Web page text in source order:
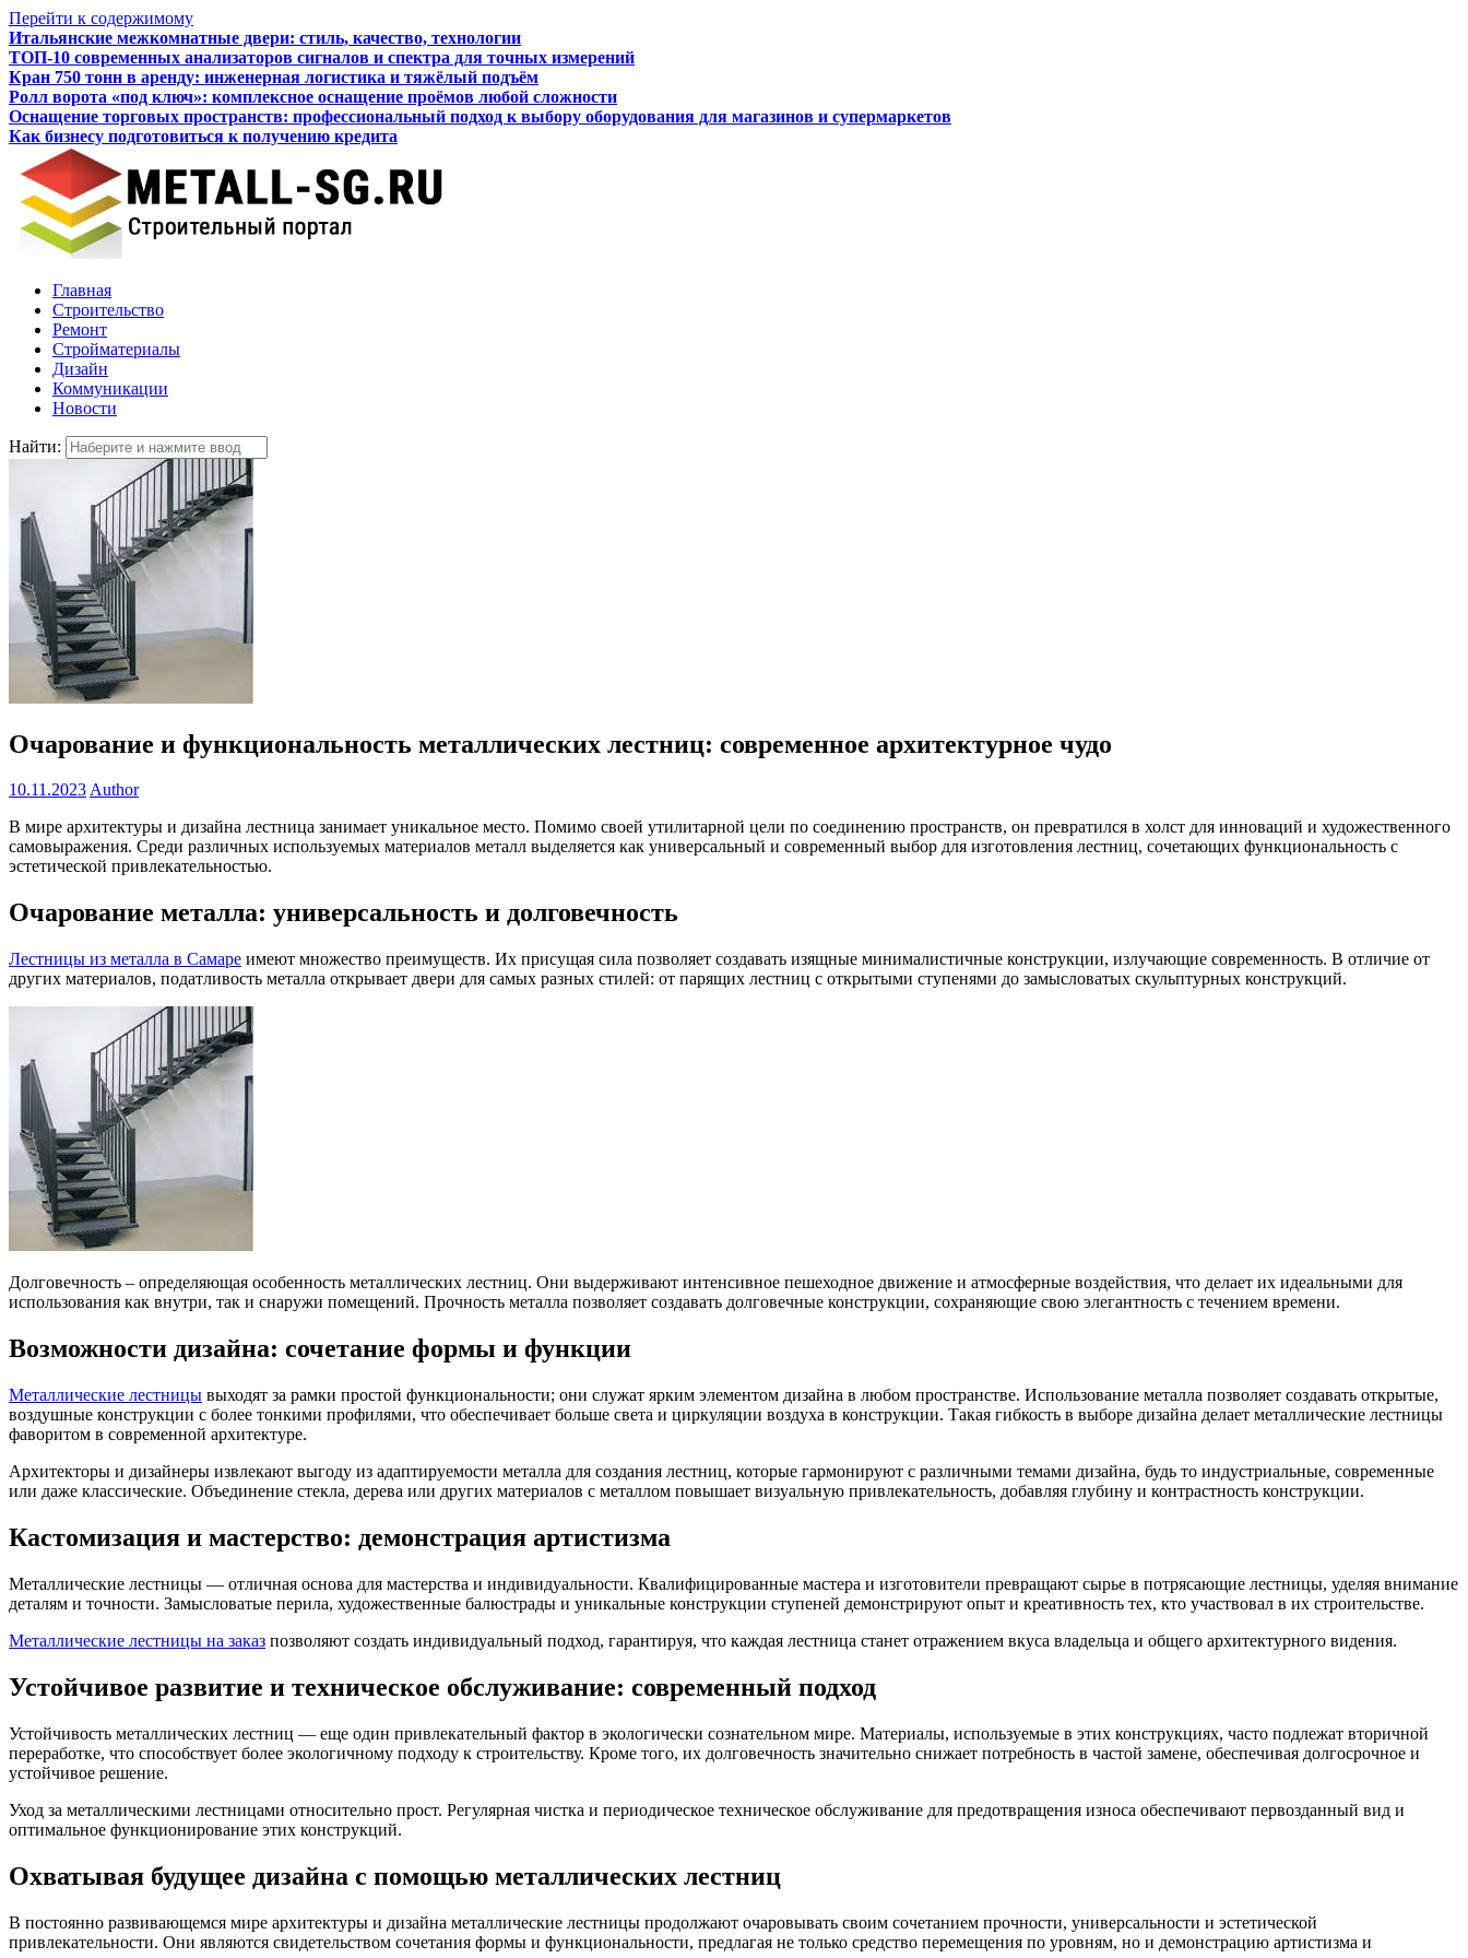
Перейти к содержимому
Итальянские межкомнатные двери: стиль, качество, технологии
ТОП-10 современных анализаторов сигналов и спектра для точных измерений
Кран 750 тонн в аренду: инженерная логистика и тяжёлый подъём
Ролл ворота «под ключ»: комплексное оснащение проёмов любой сложности
Оснащение торговых пространств: профессиональный подход к выбору оборудования для магазинов и супермаркетов
Как бизнесу подготовиться к получению кредита
Главная
Строительство
Ремонт
Стройматериалы
Дизайн
Коммуникации
Новости
Найти:
Очарование и функциональность металлических лестниц: современное архитектурное чудо
10.11.2023Author
В мире архитектуры и дизайна лестница занимает уникальное место. Помимо своей утилитарной цели по соединению пространств, он превратился в холст для инноваций и художественного
самовыражения. Среди различных используемых материалов металл выделяется как универсальный и современный выбор для изготовления лестниц, сочетающих функциональность с
эстетической привлекательностью.
Очарование металла: универсальность и долговечность
Лестницы из металла в Самаре имеют множество преимуществ. Их присущая сила позволяет создавать изящные минималистичные конструкции, излучающие современность. В отличие от
других материалов, податливость металла открывает двери для самых разных стилей: от парящих лестниц с открытыми ступенями до замысловатых скульптурных конструкций.
Долговечность – определяющая особенность металлических лестниц. Они выдерживают интенсивное пешеходное движение и атмосферные воздействия, что делает их идеальными для
использования как внутри, так и снаружи помещений. Прочность металла позволяет создавать долговечные конструкции, сохраняющие свою элегантность с течением времени.
Возможности дизайна: сочетание формы и функции
Металлические лестницы выходят за рамки простой функциональности; они служат ярким элементом дизайна в любом пространстве. Использование металла позволяет создавать открытые,
воздушные конструкции с более тонкими профилями, что обеспечивает больше света и циркуляции воздуха в конструкции. Такая гибкость в выборе дизайна делает металлические лестницы
фаворитом в современной архитектуре.
Архитекторы и дизайнеры извлекают выгоду из адаптируемости металла для создания лестниц, которые гармонируют с различными темами дизайна, будь то индустриальные, современные
или даже классические. Объединение стекла, дерева или других материалов с металлом повышает визуальную привлекательность, добавляя глубину и контрастность конструкции.
Кастомизация и мастерство: демонстрация артистизма
Металлические лестницы — отличная основа для мастерства и индивидуальности. Квалифицированные мастера и изготовители превращают сырье в потрясающие лестницы, уделяя внимание
деталям и точности. Замысловатые перила, художественные балюстрады и уникальные конструкции ступеней демонстрируют опыт и креативность тех, кто участвовал в их строительстве.
Металлические лестницы на заказ позволяют создать индивидуальный подход, гарантируя, что каждая лестница станет отражением вкуса владельца и общего архитектурного видения.
Устойчивое развитие и техническое обслуживание: современный подход
Устойчивость металлических лестниц — еще один привлекательный фактор в экологически сознательном мире. Материалы, используемые в этих конструкциях, часто подлежат вторичной
переработке, что способствует более экологичному подходу к строительству. Кроме того, их долговечность значительно снижает потребность в частой замене, обеспечивая долгосрочное и
устойчивое решение.
Уход за металлическими лестницами относительно прост. Регулярная чистка и периодическое техническое обслуживание для предотвращения износа обеспечивают первозданный вид и
оптимальное функционирование этих конструкций.
Охватывая будущее дизайна с помощью металлических лестниц
В постоянно развивающемся мире архитектуры и дизайна металлические лестницы продолжают очаровывать своим сочетанием прочности, универсальности и эстетической
привлекательности. Они являются свидетельством сочетания формы и функциональности, предлагая не только средство перемещения по уровням, но и демонстрацию артистизма и